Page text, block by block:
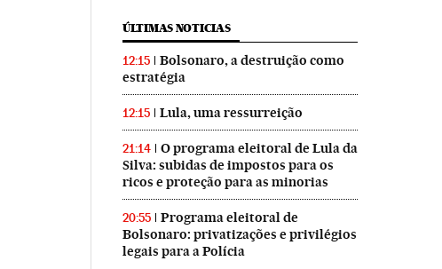
ÚLTIMAS NOTICIAS
12:15
Bolsonaro, a destruição como
estratégia
12:15 Lula, uma ressurreição
21:14
O programa eleitoral de Lula da
Silva: subidas de impostos para os
ricos e proteção para as minorias
20:55
Programa eleitoral de
Bolsonaro: privatizações e privilégios
legais para a Polícia